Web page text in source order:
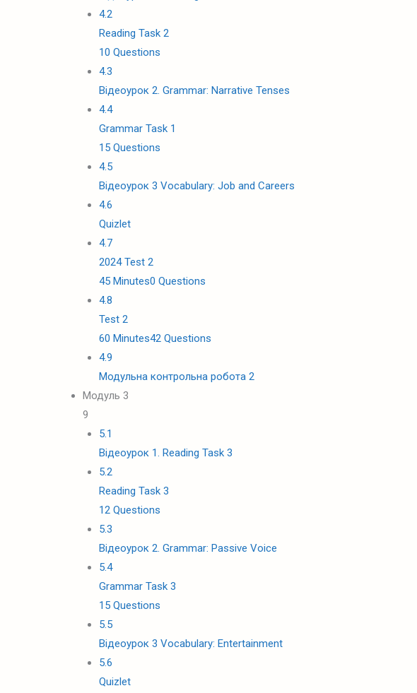
4.2
Reading Task 2
10 Questions
4.3
Відеоурок 2. Grammar: Narrative Tenses
4.4
Grammar Task 1
15 Questions
4.5
Відеоурок 3 Vocabulary: Job and Careers
4.6
Quizlet
4.7
2024 Test 2
45 Minutes0 Questions
4.8
Test 2
60 Minutes42 Questions
4.9
Модульна контрольна робота 2
Модуль 3
9
5.1
Відеоурок 1. Reading Task 3
5.2
Reading Task 3
12 Questions
5.3
Відеоурок 2. Grammar: Passive Voice
5.4
Grammar Task 3
15 Questions
5.5
Відеоурок 3 Vocabulary: Entertainment
5.6
Quizlet